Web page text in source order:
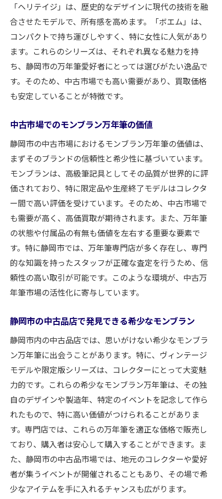
「ヘリテイジ」は、歴史的なデザインに現代の技術を融
合させたモデルで、所有感を高めます。「ボエム」は、
コンパクトで持ち運びしやすく、特に女性に人気があり
ます。これらのシリーズは、それぞれ異なる魅力を持
ち、静岡市の万年筆愛好者にとっては選びがたい逸品で
す。そのため、中古市場でも高い需要があり、買取価格
も安定していることが特徴です。
中古市場でのモンブラン万年筆の価値
静岡市の中古市場におけるモンブラン万年筆の価値は、
まずそのブランドの信頼性と希少性に基づいています。
モンブランは、高級筆記具としてその品質が世界的に評
価されており、特に限定品や生産終了モデルはコレクタ
ー間で高い評価を受けています。そのため、中古市場で
も需要が高く、高価買取が期待されます。また、万年筆
の状態や付属品の有無も価値を左右する重要な要素で
す。特に静岡市では、万年筆専門店が多く存在し、専門
的な知識を持ったスタッフが正確な査定を行うため、信
頼性の高い取引が可能です。このような環境が、中古万
年筆市場の活性化に寄与しています。
静岡市の中古品店で発見できる希少なモンブラン
静岡市内の中古品店では、思いがけない希少なモンブラ
ン万年筆に出会うことがあります。特に、ヴィンテージ
モデルや限定版シリーズは、コレクターにとって大変魅
力的です。これらの希少なモンブラン万年筆は、その独
自のデザインや製造年、特定のイベントを記念して作ら
れたもので、特に高い価値がつけられることがありま
す。専門店では、これらの万年筆を適正な価格で販売し
ており、購入者は安心して購入することができます。ま
た、静岡市の中古品市場では、地元のコレクターや愛好
者が集うイベントが開催されることもあり、その場で希
少なアイテムを手に入れるチャンスも広がります。